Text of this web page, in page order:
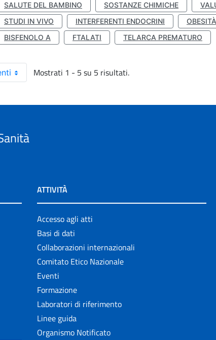
SALUTE DEL BAMBINO
SOSTANZE CHIMICHE
STUDI IN VIVO
INTERFERENTI ENDOCRINI
BISFENOLO A
FTALATI TELARCA PREMATURO
Mostrati 1 - 5 su 5 risultati.
ATTIVITÀ
Accesso agli atti
Basi di dati
Collaborazioni internazionali
Comitato Etico Nazionale
Eventi
Formazione
Laboratori di riferimento
Linee guida
Organismo Notificato